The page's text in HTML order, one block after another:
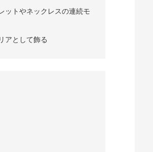
ットやネックレスの連続モ
アとして飾る